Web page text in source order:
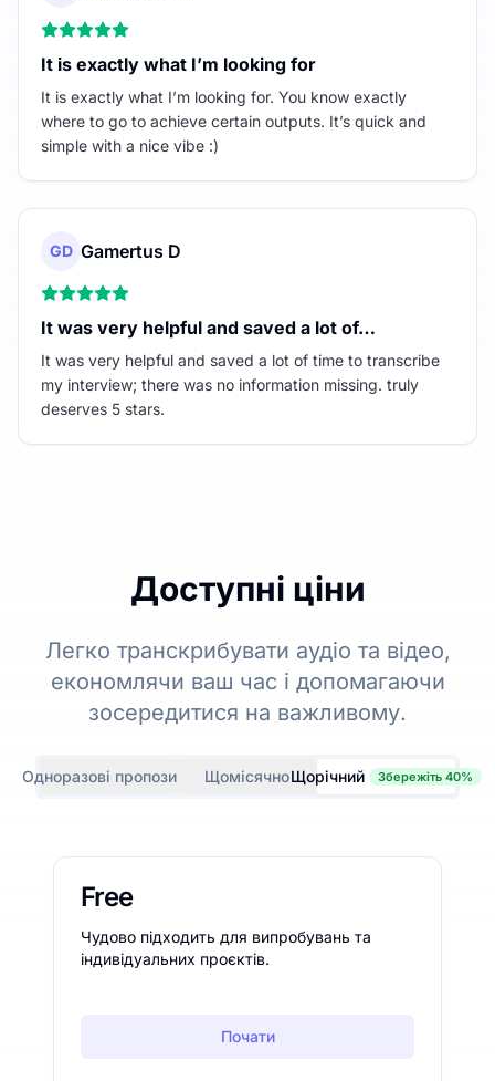
It is exactly what I’m looking for
It is exactly what I’m looking for. You know exactly
where to go to achieve certain outputs. It’s quick and
simple with a nice vibe :)
GD Gamertus D
It was very helpful and saved a lot of…
It was very helpful and saved a lot of time to transcribe
my interview; there was no information missing. truly
deserves 5 stars.
Доступні ціни
Легко транскрибувати аудіо та відео,
економлячи ваш час і допомагаючи
зосередитися на важливому.
Одноразові пропозиції ЩомісячноЩорічний Збережіть 40%
Free
Чудово підходить для випробувань та
індивідуальних проєктів.
Почати